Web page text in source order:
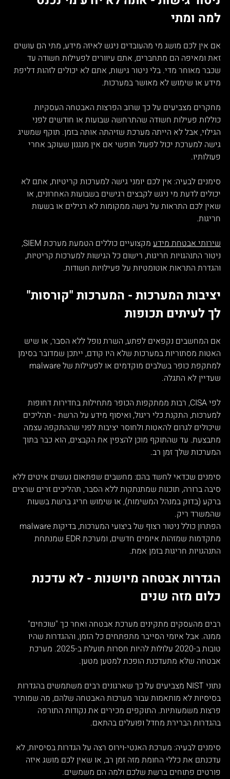
למה ומתי
אם אין לכם מושג מי מהעובדים ניגש לאיזה מידע, מתי הם עושים
זאת ומאיפה הם מתחברים, אתם עיוורים לפעילות חשודה עד
שכבר מאוחר מדי. בלי ניטור גישות, אתם לא יכולים לזהות דליפת
מידע או שימוש לא מאושר במערכות.
מחקרים מצביעים על כך שרוב הפרצות האבטחה העסקיות
כוללות פעילות חשודה שהתרחשה שבועות או חודשים לפני
הגילוי, אבל לא הייתה מערכת שזיהתה אותה בזמן. תוקף שמשיג
גישה למערכת יכול לפעול חופשי אם אין מנגנון שעוקב אחרי
פעולותיו.
סימנים לבעיה: אין לכם יומני גישה למערכות קריטיות, אתם לא
יכולים לדעת מי ניגש לקבצים רגישים בשבועות האחרונים, או
שאין לכם התראות על גישה ממקומות לא רגילים או בשעות
חריגות.
שירותי אבטחת מידע
מקצועיים כוללים הטמעת מערכת SIEM,
ניטור התנהגויות חריגות, רישום כל הגישות למערכות קריטיות,
והגדרת התראות אוטומטיות על פעילויות חשודות.
יציבות המערכות - המערכות "קורסות"
לך לעיתים תכופות
אם המחשבים נקפאים לפתע, השרת נופל ללא הסבר, או שיש
האטות מסתוריות במערכות שלא היו קודם, ייתכן שמדובר בסימן
שעדיין לא התגלה.
לפי CISA, רבות ממתקפות הכופר מתחילות בחדירות דחופות
למערכות, התקנת כלי ריגול, ואיסוף מידע על הרשת - תהליכים
שיכולים לגרום להאטות ולחוסר יציבות לפני שההתקפה עצמה
מתבצעת. עד שהתוקף מוכן להצפין את הקבצים, הוא כבר בתוך
המערכות שלך זמן רב.
סימנים שכדאי לחשד בהם: מחשבים שפתאום נעשים איטים ללא
סיבה ברורה, תוכנות שמתנתקות ללא הסבר, תהליכים זרים שרצים
ברקע (בדוק במנהל המשימות), או שימוש חריג ברשת בשעות
שהמשרד ריק.
מתקדמות שמזהות איומים חדשים, ומערכת EDR שמנתחת
התנהגויות חריגות בזמן אמת.
הגדרות אבטחה מיושנות - לא עדכנת
כלום מזה שנים
רבים מהעסקים מתקינים מערכת אבטחה ואחר כך "שוכחים"
ממנה. אבל איומי הסייבר מתפתחים כל הזמן, וההגדרות שהיו
טובות ב-2020 עלולות להיות חסרות תועלת ב-2025. מערכת
אבטחה שלא מתעדכנת הופכת למטען מטען.
נתוני NIST מצביעים על כך שארגונים רבים משתמשים בהגדרות
בסיסיות לא מותאמות עבור מערכות האבטחה שלהם, מה שמותיר
פרצות משמעותיות. התוקפים מכירים את נקודות התורפה
בהגדרות הברירת מחדל ופועלים בהתאם.
סימנים לבעיה: מערכת האנטי-וירוס רצה על הגדרות בסיסיות, לא
עדכנתם את כללי החומת מזה זמן רב, או שאין לכם מושג איזה
פורטים פתוחים ברשת שלכם ולמה הם משמשים.